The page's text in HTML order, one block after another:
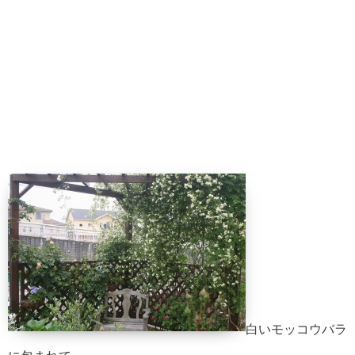
白いモッコウバラ